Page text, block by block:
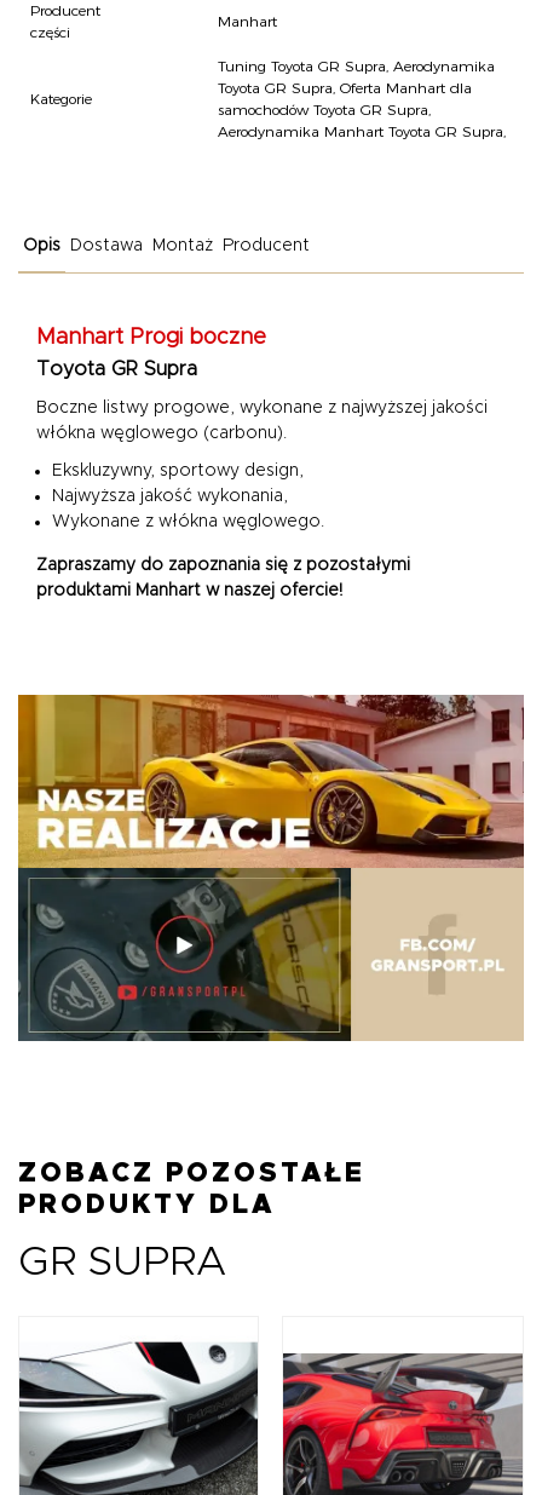
Producent
części
Manhart
Kategorie
Tuning Toyota GR Supra, Aerodynamika
Toyota GR Supra, Oferta Manhart dla
samochodów Toyota GR Supra,
Aerodynamika Manhart Toyota GR Supra,
Opis Dostawa Montaż Producent
Manhart Progi boczne
Toyota GR Supra
Boczne listwy progowe, wykonane z najwyższej jakości
włókna węglowego (carbonu).
Ekskluzywny, sportowy design,
Najwyższa jakość wykonania,
Wykonane z włókna węglowego.
Zapraszamy do zapoznania się z pozostałymi
produktami Manhart w naszej ofercie!
ZOBACZ POZOSTAŁE
PRODUKTY DLA
GR SUPRA